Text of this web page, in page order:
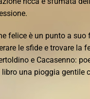
felice è un punto a suo
le sfide e trovare la
e Cacasenno:
una pioggia gentile